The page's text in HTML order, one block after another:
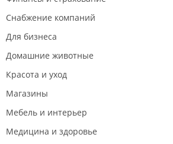
Снабжение компаний
Для бизнеса
Домашние животные
Красота и уход
Магазины
Мебель и интерьер
Медицина и здоровье